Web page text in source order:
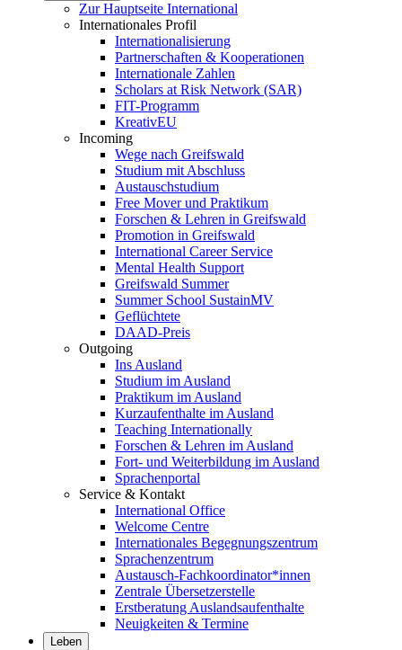
Zur Hauptseite International
Internationales Profil
Internationalisierung
Partnerschaften & Kooperationen
Internationale Zahlen
Scholars at Risk Network (SAR)
FIT-Programm
KreativEU
Incoming
Wege nach Greifswald
Studium mit Abschluss
Austauschstudium
Free Mover und Praktikum
Forschen & Lehren in Greifswald
Promotion in Greifswald
International Career Service
Mental Health Support
Greifswald Summer
Summer School SustainMV
Geflüchtete
DAAD-Preis
Outgoing
Ins Ausland
Studium im Ausland
Praktikum im Ausland
Kurzaufenthalte im Ausland
Teaching Internationally
Forschen & Lehren im Ausland
Fort- und Weiterbildung im Ausland
Sprachenportal
Service & Kontakt
International Office
Welcome Centre
Internationales Begegnungszentrum
Sprachenzentrum
Austausch-Fachkoordinator*innen
Zentrale Übersetzerstelle
Erstberatung Auslandsaufenthalte
Neuigkeiten & Termine
Leben